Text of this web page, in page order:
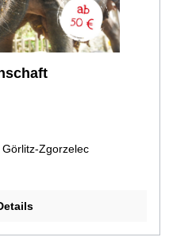
Zgorzelec